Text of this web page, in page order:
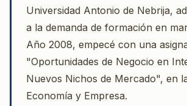
Universidad Antonio de Nebrija,
a la demanda de formación en
Año 2008, empecé con una
"Oportunidades de Negocio en
Nuevos Nichos de Mercado", en
Economía y Empresa.